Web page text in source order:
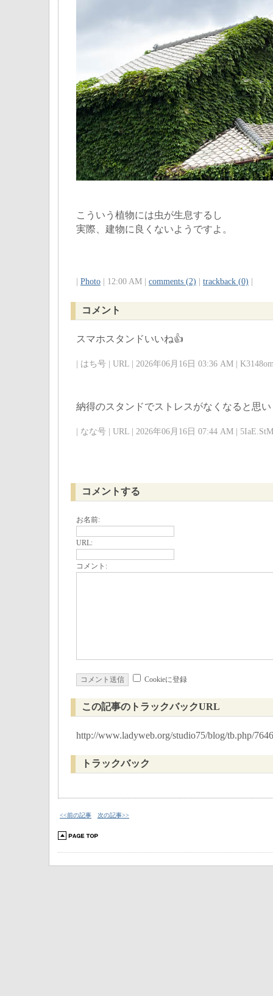
こういう植物には虫が生息するし
実際、建物に良くないようですよ。
Photo | 12:00 AM | comments (2) trackback (0)
コメント
スマホスタンドいいね👍
| はち号 | URL | 2026年06月16日 03:36 AM |
納得のスタンドでストレスがなくなると思
| なな号 | URL | 2026年06月16日 07:44 AM |
コメントする
お名前:
URL:
コメント:
Cookieに登録
この記事のトラックバックURL
http://www.ladyweb.org/studio75/blog/tb.php/7646
トラックバック
<<前の記事 次の記事>>